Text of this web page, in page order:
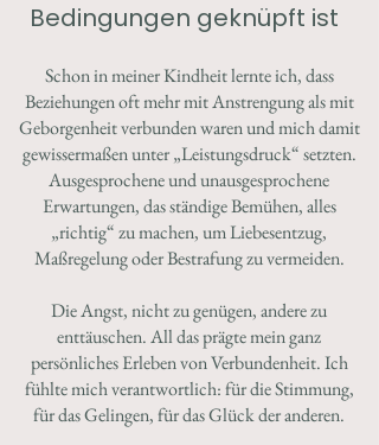
Bedingungen geknüpft ist
Schon in meiner Kindheit lernte ich, dass
Beziehungen oft mehr mit Anstrengung als mit
Geborgenheit verbunden waren und mich damit
gewissermaßen unter „Leistungsdruck“ setzten.
Ausgesprochene und unausgesprochene
Erwartungen, das ständige Bemühen, alles
„richtig“ zu machen, um Liebesentzug,
Maßregelung oder Bestrafung zu vermeiden.
Die Angst, nicht zu genügen, andere zu
enttäuschen. All das prägte mein ganz
persönliches Erleben von Verbundenheit. Ich
fühlte mich verantwortlich: für die Stimmung,
für das Gelingen, für das Glück der anderen.